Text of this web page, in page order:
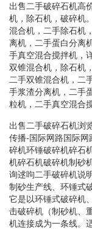
出售二手破碎石机高
机，除石机，破碎机
混合机，二手除石机
离机，二手蛋白分离
手真空混合搅拌机，
双锥混合机，除石机
二手双锥混合机，二
手浆渣分离机，二手
粒机，二手真空混合
出售二手破碎石机浏
传播-国际网路国际网
碎机环锤破碎机碎石
机碎石机破碎机制砂
询逑呴二手破碎机说
制砂生产线、环锤式
它是以环锤式破碎机
击破碎机（制砂机、
机连接成为一条线。